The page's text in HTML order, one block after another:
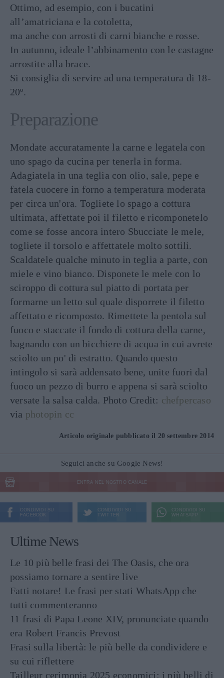
Ottimo, ad esempio, con i bucatini
all’amatriciana e la cotoletta,
ma anche con arrosti di carni bianche e rosse.
In autunno, ideale l’abbinamento con le castagne
arrostite alla brace.
Si consiglia di servire ad una temperatura di 18-
20º.
Preparazione
Mondate accuratamente la carne e legatela con
uno spago da cucina per tenerla in forma.
Adagiatela in una teglia con olio, sale, pepe e
fatela cuocere in forno a temperatura moderata
per circa un'ora. Togliete lo spago a cottura
ultimata, affettate poi il filetto e ricomponetelo
come se fosse ancora intero Sbucciate le mele,
togliete il torsolo e affettatele molto sottili.
Scaldatele qualche minuto in teglia a parte, con
miele e vino bianco. Disponete le mele con lo
sciroppo di cottura sul piatto di portata per
formarne un letto sul quale disporrete il filetto
affettato e ricomposto. Rimettete la pentola sul
fuoco e staccate il fondo di cottura della carne,
bagnando con un bicchiere di acqua in cui avrete
sciolto un po' di estratto. Quando questo
intingolo si sarà addensato bene, unite fuori dal
fuoco un pezzo di burro e appena si sarà sciolto
versate la salsa calda. Photo Credit: chefpercaso
via photopin cc
Articolo originale pubblicato il 20 settembre 2014
Seguici anche su Google News!
ENTRA NEL NOSTRO CANALE
CONDIVIDI SU
FACEBOOK
CONDIVIDI SU
TWITTER
CONDIVIDI SU
WHATSAPP
Ultime News
Le 10 più belle frasi dei The Oasis, che ora
possiamo tornare a sentire live
Fatti notare! Le frasi per stati WhatsApp che
tutti commenteranno
11 frasi di Papa Leone XIV, pronunciate quando
era Robert Francis Prevost
Frasi sulla libertà: le più belle da condividere e
su cui riflettere
Tailleur cerimonia 2025 economici: i più belli di